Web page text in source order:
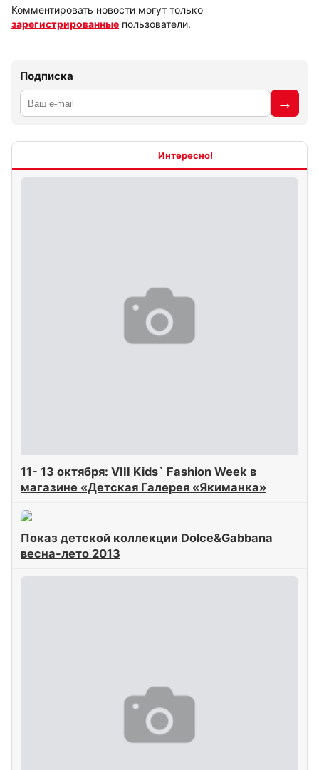
Подписка
11- 13 октября: VIII Kids` Fashion Week в
магазине «Детская Галерея «Якиманка»
Показ детской коллекции Dolce&Gabbana
весна-лето 2013
Комментировать новости могут только
зарегистрированные пользователи.